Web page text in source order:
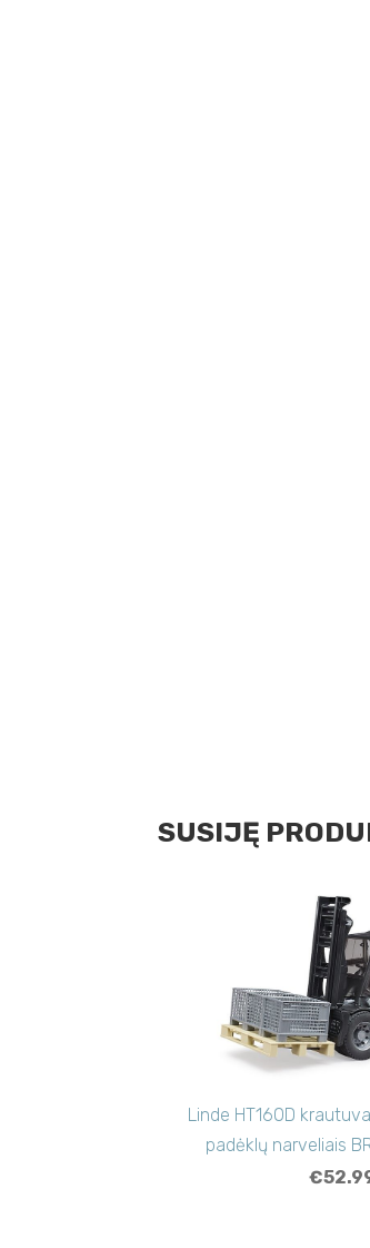
SUSIJĘ
Linde HT160D
padėklų narveliais